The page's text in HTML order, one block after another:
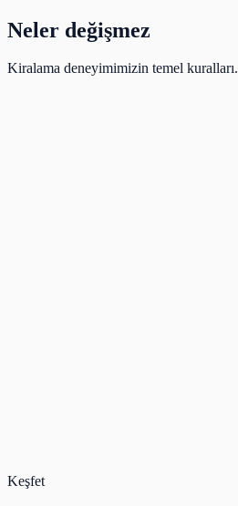
Neler değişmez
Kiralama deneyimimizin temel kuralları.
Keşfet